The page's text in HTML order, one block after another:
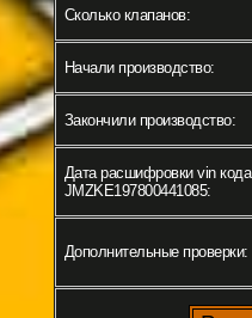
Сколько клапанов:
Начали производство:
Закончили производство:
Дата расшифровки vin кода
JMZKE197800441085:
Дополнительные проверки: